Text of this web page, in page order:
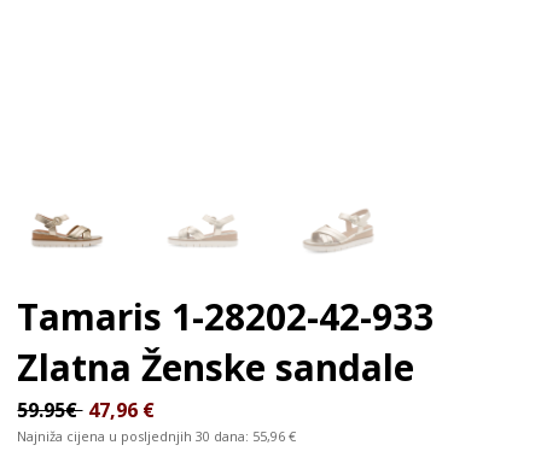
Tamaris 1-28202-42-933
Zlatna Ženske sandale
59.95€ 47,96 €
Najniža cijena u posljednjih 30 dana: 55,96€